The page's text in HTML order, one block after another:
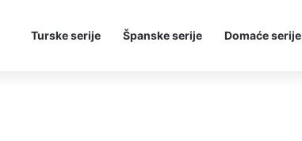
Turske serije Španske serije Domaće serije